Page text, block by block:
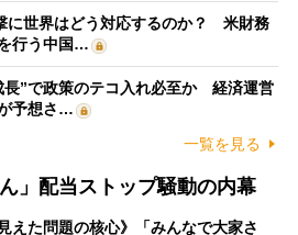
に世界はどう対応するのか？ 米財務
行う中国…
長”で政策のテコ入れ必至か 経済運営
予想さ…
一覧を見る
」配当ストップ騒動の内幕
えた問題の核心》「みんなで大家さ